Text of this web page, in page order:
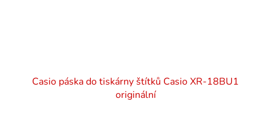
Casio páska do tiskárny štítků Casio XR-18BU1
originální